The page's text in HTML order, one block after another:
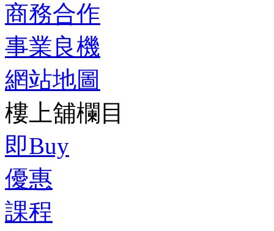
商務合作
事業良機
網站地圖
樓上舖欄目
即Buy
優惠
課程